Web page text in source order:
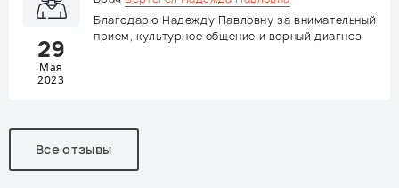
29
Мая
2023
Благодарю Надежду Павловну за внимательный
прием, культурное общение и верный диагноз
Все отзывы